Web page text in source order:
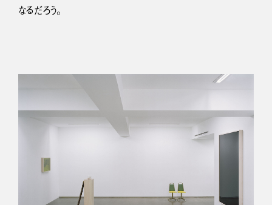
なるだろう。